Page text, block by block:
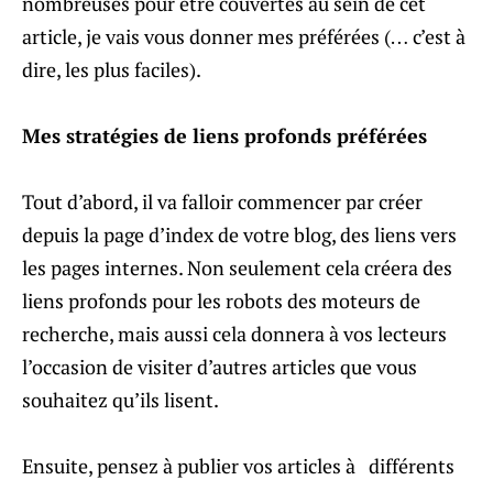
article, je vais vous donner mes préférées (… c’est à
dire, les plus faciles).
Mes stratégies de liens profonds préférées
Tout d’abord, il va falloir commencer par créer
depuis la page d’index de votre blog, des liens vers
les pages internes. Non seulement cela créera des
liens profonds pour les robots des moteurs de
recherche, mais aussi cela donnera à vos lecteurs
l’occasion de visiter d’autres articles que vous
souhaitez qu’ils lisent.
Ensuite, pensez à publier vos articles à différents